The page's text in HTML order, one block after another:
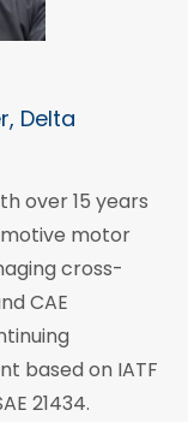
Delta
over 15 years
motor
cross-
CAE
based on IATF
21434.